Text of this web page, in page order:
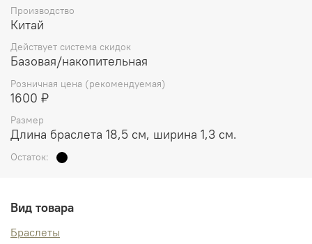
Производство
Китай
Действует система скидок
Базовая/накопительная
Розничная цена (рекомендуемая)
1600 ₽
Размер
Длина браслета 18,5 см, ширина 1,3 см.
Остаток:
Вид товара
Браслеты